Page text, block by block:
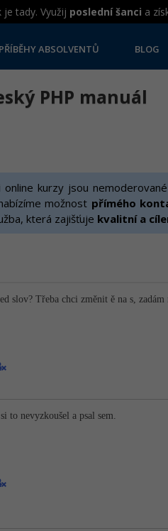
tady. Využij poslední šanci a
PŘÍBĚHY ABSOLVENTŮ BLOG
PHP manuál
kurzy jsou
možnost přímého
která zajišťuje kvalitní a
slov? Třeba chci změnit ě na s,
to nevyzkoušel a psal sem.